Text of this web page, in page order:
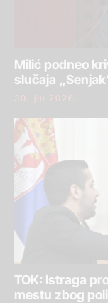
Milić podneo
slučaja
30. jul 2026.
TOK: Istraga
mestu zbog